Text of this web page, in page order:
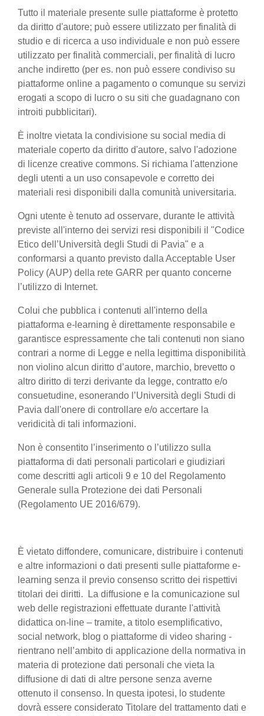
Tutto il materiale presente sulle piattaforme è protetto
da diritto d'autore; può essere utilizzato per finalità di
studio e di ricerca a uso individuale e non può essere
utilizzato per finalità commerciali, per finalità di lucro
anche indiretto (per es. non può essere condiviso su
piattaforme online a pagamento o comunque su servizi
erogati a scopo di lucro o su siti che guadagnano con
introiti pubblicitari).
È inoltre vietata la condivisione su social media di
materiale coperto da diritto d'autore, salvo l'adozione
di licenze creative commons. Si richiama l'attenzione
degli utenti a un uso consapevole e corretto dei
materiali resi disponibili dalla comunità universitaria.
Ogni utente è tenuto ad osservare, durante le attività
previste all'interno dei servizi resi disponibili il "Codice
Etico dell’Università degli Studi di Pavia" e a
conformarsi a quanto previsto dalla Acceptable User
Policy (AUP) della rete GARR per quanto concerne
l’utilizzo di Internet.
Colui che pubblica i contenuti all'interno della
piattaforma e-learning è direttamente responsabile e
garantisce espressamente che tali contenuti non siano
contrari a norme di Legge e nella legittima disponibilità
non violino alcun diritto d’autore, marchio, brevetto o
altro diritto di terzi derivante da legge, contratto e/o
consuetudine, esonerando l’Università degli Studi di
Pavia dall'onere di controllare e/o accertare la
veridicità di tali informazioni.
Non è consentito l’inserimento o l’utilizzo sulla
piattaforma di dati personali particolari e giudiziari
come descritti agli articoli 9 e 10 del Regolamento
Generale sulla Protezione dei dati Personali
(Regolamento UE 2016/679).
È vietato diffondere, comunicare, distribuire i contenuti
e altre informazioni o dati presenti sulle piattaforme e-
learning senza il previo consenso scritto dei rispettivi
titolari dei diritti. La diffusione e la comunicazione sul
web delle registrazioni effettuate durante l'attività
didattica on-line – tramite, a titolo esemplificativo,
social network, blog o piattaforme di video sharing -
rientrano nell’ambito di applicazione della normativa in
materia di protezione dati personali che vieta la
diffusione di dati di altre persone senza averne
ottenuto il consenso. In questa ipotesi, lo studente
dovrà essere considerato Titolare del trattamento dati e